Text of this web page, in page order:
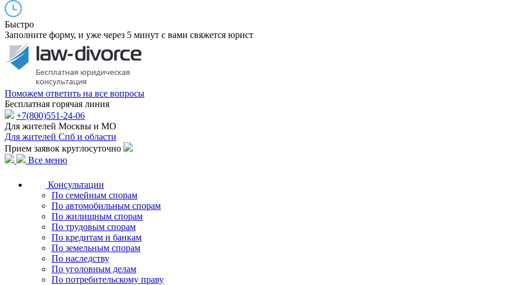
Быстро
Заполните форму, и уже через 5 минут с вами свяжется юрист
Поможем ответить на все вопросы
Бесплатная горячая линия
+7(800)551-24-06
Для жителей Москвы и МО
Для жителей Спб и области
Прием заявок круглосуточно
Все меню
Консультации
По семейным спорам
По автомобильным спорам
По жилищным спорам
По трудовым спорам
По кредитам и банкам
По земельным спорам
По наследству
По уголовным делам
По потребительскому праву